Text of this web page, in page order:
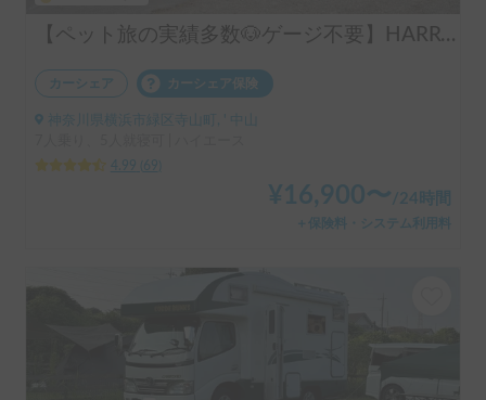
【ペット旅の実績多数🐶ゲージ不要】HARRY’s キャンピングカー 🐾 ｜ポタ電・バーベキューセット無料貸し出し🚐
カーシェア カーシェア保険
神奈川県横浜市緑区寺山町, ' 中山
4.99
69
¥ 16,900〜/24時間
＋保険料・システム利用料